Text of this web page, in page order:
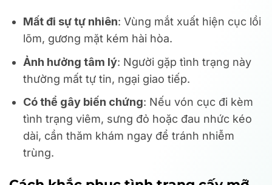
Mất đi sự tự nhiên: Vùng mắt xuất hiện cục lồi
lõm, gương mặt kém hài hòa.
Ảnh hưởng tâm lý: Người gặp tình trạng này
thường mất tự tin, ngại giao tiếp.
Có thể gây biến chứng: Nếu vón cục đi kèm
tình trạng viêm, sưng đỏ hoặc đau nhức kéo
dài, cần thăm khám ngay để tránh nhiễm
trùng.